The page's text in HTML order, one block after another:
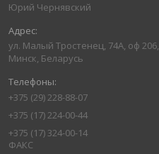
Юрий Чернявский
ул. Малый Тростенец, 74А, оф 206,
Минск, Беларусь
+375 (29) 228-88-07
+375 (17) 224-00-44
+375 (17) 324-00-14
ФАКС